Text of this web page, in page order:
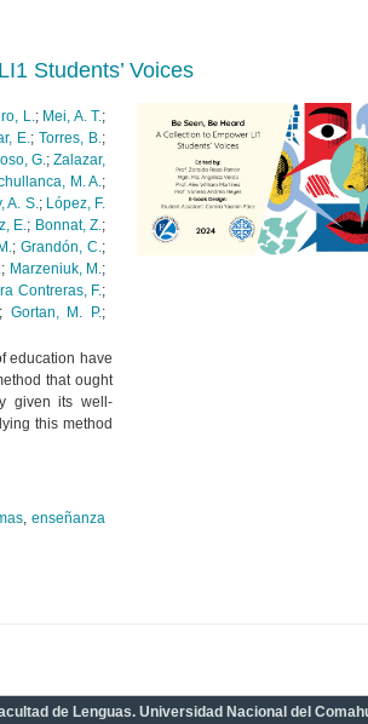
Students’ Voices
L.; Mei, A. T.;
E.; Torres, B.;
G.;Zalazar,
M. A.;
A. S.; López, F.
E.; Bonnat, Z.;
;Grandón, C.;
; Marzeniuk, M.;
Contreras, F.;
; Gortan, M. P.;
education have
that ought
given its well-
this method
, enseñanza
de Lenguas. Universidad Nacional del